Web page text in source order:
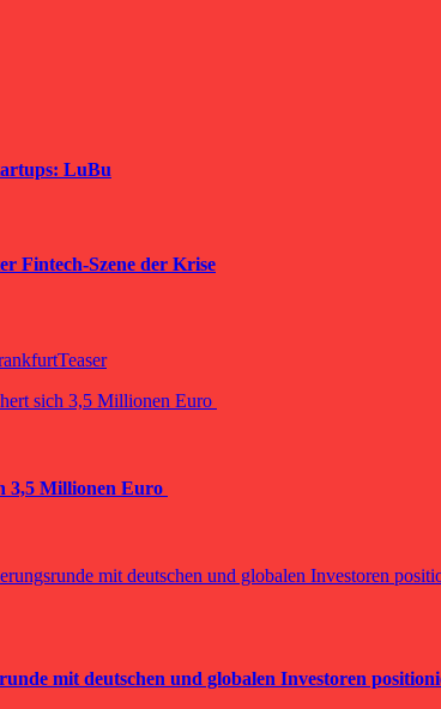
LuBu
Fintech-Szene der Krise
Teaser
3,5 Millionen Euro
mit deutschen und globalen Investoren